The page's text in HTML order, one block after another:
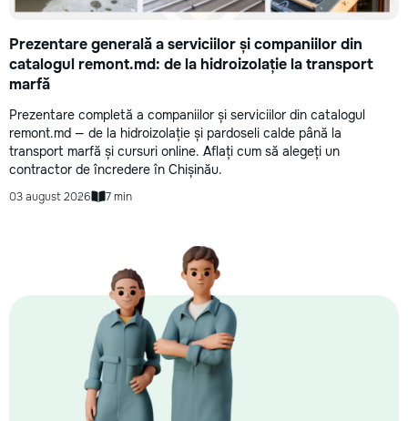
Prezentare generală a serviciilor și companiilor din
catalogul remont.md: de la hidroizolație la transport
marfă
Prezentare completă a companiilor și serviciilor din catalogul
remont.md — de la hidroizolație și pardoseli calde până la
transport marfă și cursuri online. Aflați cum să alegeți un
contractor de încredere în Chișinău.
03 august 2026 7 min